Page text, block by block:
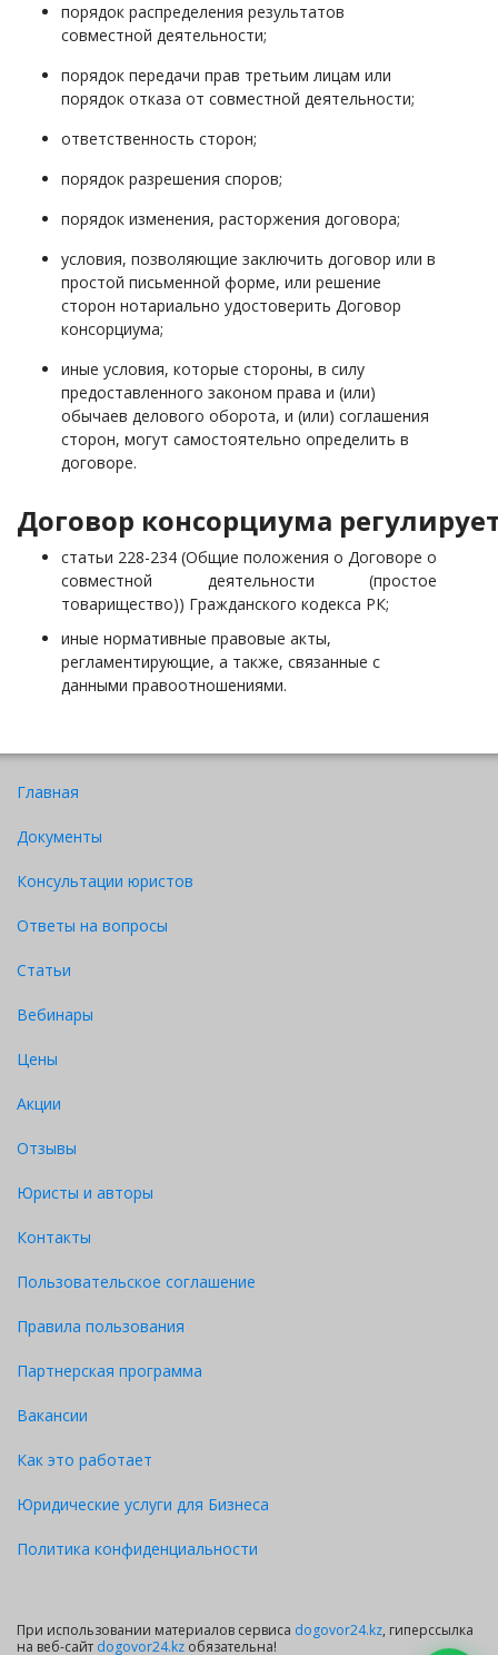
порядок распределения результатов
совместной деятельности;
порядок передачи прав третьим лицам или
порядок отказа от совместной деятельности;
ответственность сторон;
порядок разрешения споров;
порядок изменения, расторжения договора;
условия, позволяющие заключить договор или в
простой письменной форме, или решение
сторон нотариально удостоверить Договор
консорциума;
иные условия, которые стороны, в силу
предоставленного законом права и (или)
обычаев делового оборота, и (или) соглашения
сторон, могут самостоятельно определить в
договоре.
Договор консорциума
статьи 228-234 (Общие положения о Договоре о
совместной деятельности (простое
товарищество)) Гражданского кодекса РК;
иные нормативные правовые акты,
регламентирующие, а также, связанные с
данными правоотношениями.
Главная
Документы
Консультации юристов
Ответы на вопросы
Статьи
Вебинары
Цены
Акции
Отзывы
Юристы и авторы
Контакты
Пользовательское соглашение
Правила пользования
Партнерская программа
Вакансии
Как это работает
Юридические услуги для Бизнеса
Политика конфиденциальности
При использовании материалов сервиса dogovor24.kz, гиперссылка
на веб-сайт dogovor24.kz обязательна!